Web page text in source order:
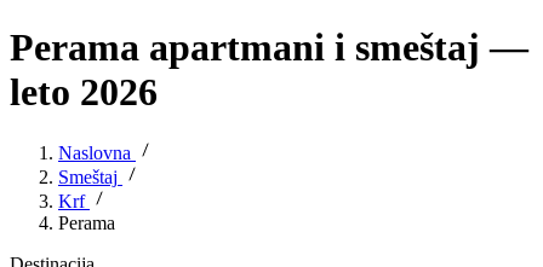
Perama apartmani i smeštaj —
leto 2026
Naslovna
Smeštaj
Krf
Perama